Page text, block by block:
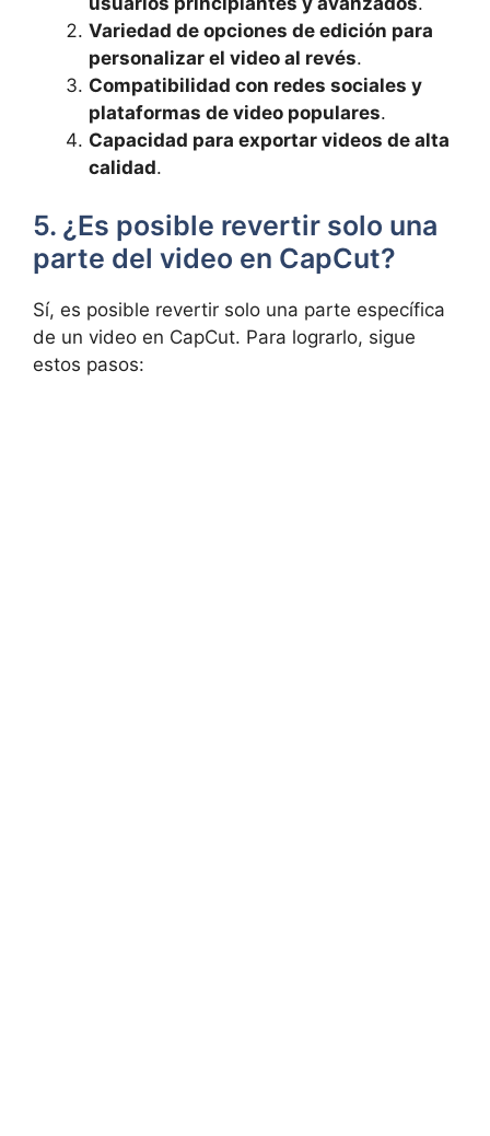
Variedad de opciones de edición para
personalizar el video al revés.
Compatibilidad con redes sociales y
plataformas de video populares.
Capacidad para exportar videos de alta
calidad.
5. ¿Es posible revertir solo una
parte del video en CapCut?
Sí, es posible revertir solo una parte específica
de un video en CapCut. Para lograrlo, sigue
estos pasos: